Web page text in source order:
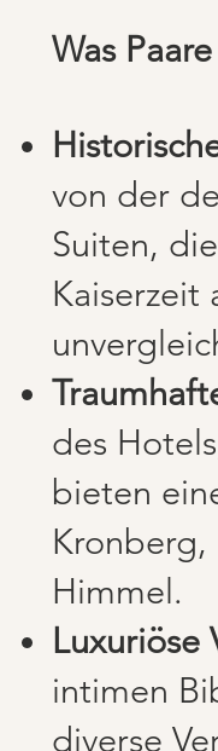
Was
von der
Suiten,
Kaiserzeit
des
bieten
Himmel.
Luxuriöse
intimen
diverse